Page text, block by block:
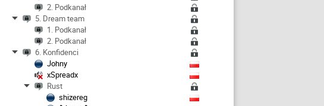
2. Podkanał
5. Dream team
1. Podkanał
2. Podkanał
6. Konfidenci
Johny
xSpreadx
Rust
shizereg